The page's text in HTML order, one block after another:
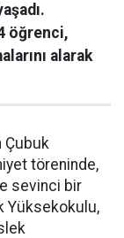
öğrenci,
alarak
Çubuk
töreninde,
sevinci bir
Yüksekokulu,